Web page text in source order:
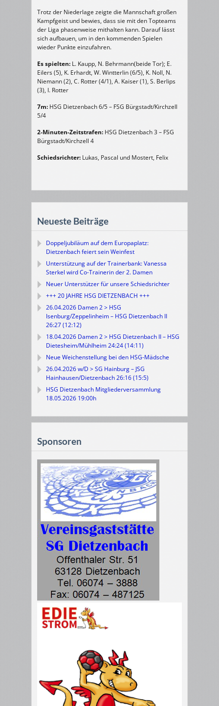
Trotz der Niederlage zeigte die Mannschaft großen
Kampfgeist und bewies, dass sie mit den Topteams
der Liga phasenweise mithalten kann. Darauf lässt
sich aufbauen, um in den kommenden Spielen
wieder Punkte einzufahren.
Es spielten: L. Kaupp, N. Behrmann(beide Tor); E.
Eilers (5), K. Erhardt, W. Wintterlin (6/5), K. Noll, N.
Niemann (2), C. Rotter (4/1), A. Kaiser (1), S. Berlips
(3), I. Rotter
7m: HSG Dietzenbach 6/5 – FSG Bürgstadt/Kirchzell
5/4
2-Minuten-Zeitstrafen: HSG Dietzenbach 3 – FSG
Bürgstadt/Kirchzell 4
Schiedsrichter: Lukas, Pascal und Mostert, Felix
Neueste Beiträge
Doppeljubiläum auf dem Europaplatz:
Dietzenbach feiert sein Weinfest
Unterstützung auf der Trainerbank: Vanessa
Sterkel wird Co-Trainerin der 2. Damen
Neuer Unterstützer für unsere Schiedsrichter
+++ 20 JAHRE HSG DIETZENBACH +++
26.04.2026 Damen 2 > HSG
Isenburg/Zeppelinheim – HSG Dietzenbach II
26:27 (12:12)
18.04.2026 Damen 2 > HSG Dietzenbach II – HSG
Dietesheim/Mühlheim 24:24 (14:11)
Neue Weichenstellung bei den HSG-Mädsche
26.04.2026 w/D > SG Hainburg – JSG
Hainhausen/Dietzenbach 26:16 (15:5)
HSG Dietzenbach Mitgliederversammlung
18.05.2026 19:00h
Sponsoren